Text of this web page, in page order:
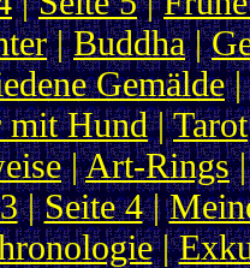
|Buddha|
Gemälde|
mit Hund|Tarot
|Art-Rings|
|Seite 4|
|